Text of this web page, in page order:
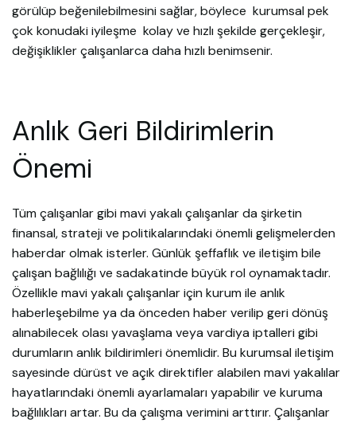
görülüp beğenilebilmesini sağlar, böylece kurumsal pek
çok konudaki iyileşme kolay ve hızlı şekilde gerçekleşir,
değişiklikler çalışanlarca daha hızlı benimsenir.
Anlık Geri Bildirimlerin
Önemi
Tüm çalışanlar gibi mavi yakalı çalışanlar da şirketin
finansal, strateji ve politikalarındaki önemli gelişmelerden
haberdar olmak isterler. Günlük şeffaflık ve iletişim bile
çalışan bağlılığı ve sadakatinde büyük rol oynamaktadır.
Özellikle mavi yakalı çalışanlar için kurum ile anlık
haberleşebilme ya da önceden haber verilip geri dönüş
alınabilecek olası yavaşlama veya vardiya iptalleri gibi
durumların anlık bildirimleri önemlidir. Bu kurumsal iletişim
sayesinde dürüst ve açık direktifler alabilen mavi yakalılar
hayatlarındaki önemli ayarlamaları yapabilir ve kuruma
bağlılıkları artar. Bu da çalışma verimini arttırır. Çalışanlar